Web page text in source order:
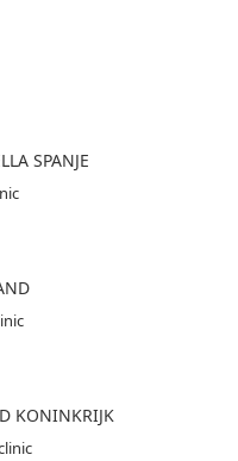
SPANJE
KONINKRIJK